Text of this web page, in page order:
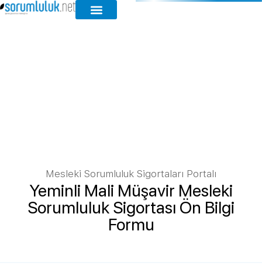
Mesleki Sorumluluk Sigortaları Portalı
Yeminli Mali Müşavir Mesleki
Sorumluluk Sigortası Ön Bilgi
Formu